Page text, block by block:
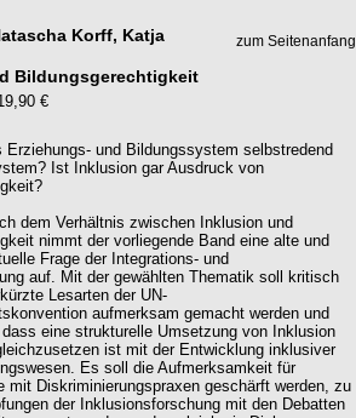
zum Seitenanfang
Korff, Katja
Bildungsgerechtigkeit
€
Erziehungs- und Bildungssystem selbstredend
Ist Inklusion gar Ausdruck von
dem Verhältnis zwischen Inklusion und
nimmt der vorliegende Band eine alte und
Frage der Integrations- und
auf. Mit der gewählten Thematik soll kritisch
Lesarten der UN-
aufmerksam gemacht werden und
eine strukturelle Umsetzung von Inklusion
ist mit der Entwicklung inklusiver
Es soll die Aufmerksamkeit für
mit Diskriminierungspraxen geschärft werden, zu
der Inklusionsforschung mit den Debatten